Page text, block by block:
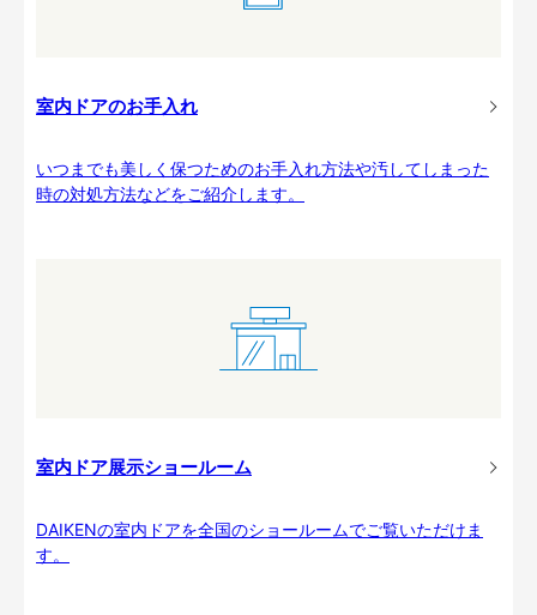
室内ドアのお手入れ
いつまでも美しく保つためのお手入れ方法や汚してしまった
時の対処方法などをご紹介します。
室内ドア展示ショールーム
DAIKENの室内ドアを全国のショールームでご覧いただけま
す。